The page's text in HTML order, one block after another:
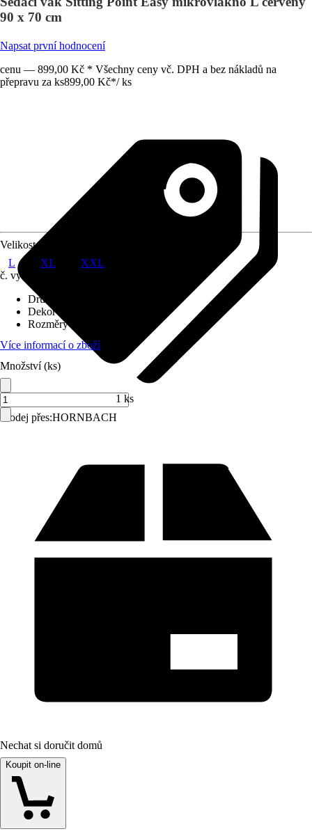
90 x 70 cm
Napsat první hodnocení
cenu — 899,00 Kč * Všechny ceny vč. DPH a bez nákladů na
přepravu za ks899,00 Kč*/ ks
Prodej přes:HORNBACH
Velikost
L
XL
XXL
č. výrobku
Druh výrobku
Dekor / vzor
Rozměry (ŠxV)
Více informací o zboží
Množství (ks)
1 ks
Nechat si doručit domů
Koupit on-line